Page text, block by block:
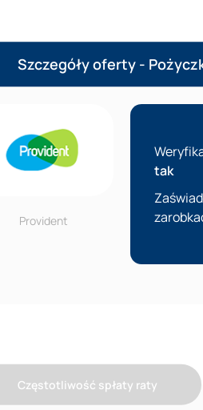
Szczegóły oferty -
Provident
tak
Częstotliwość spłaty raty